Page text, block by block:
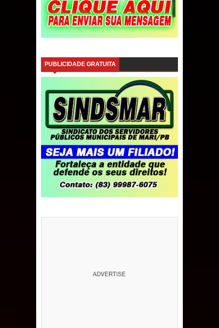
PUBLICIDADE GRATUITA